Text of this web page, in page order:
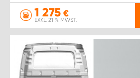
1 275 €
EXKL. 21 % MWST.